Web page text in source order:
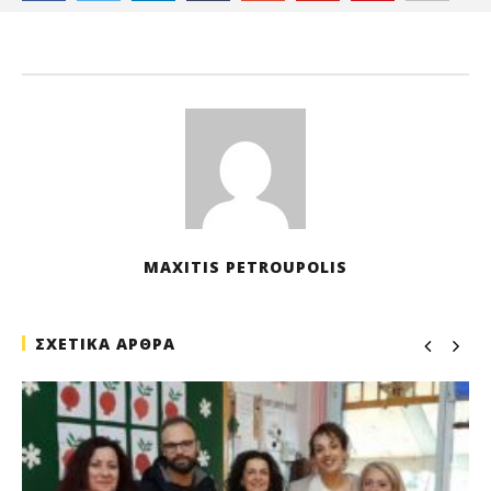
MAXITIS PETROUPOLIS
ΣΧΕΤΙΚΑ ΑΡΘΡΑ